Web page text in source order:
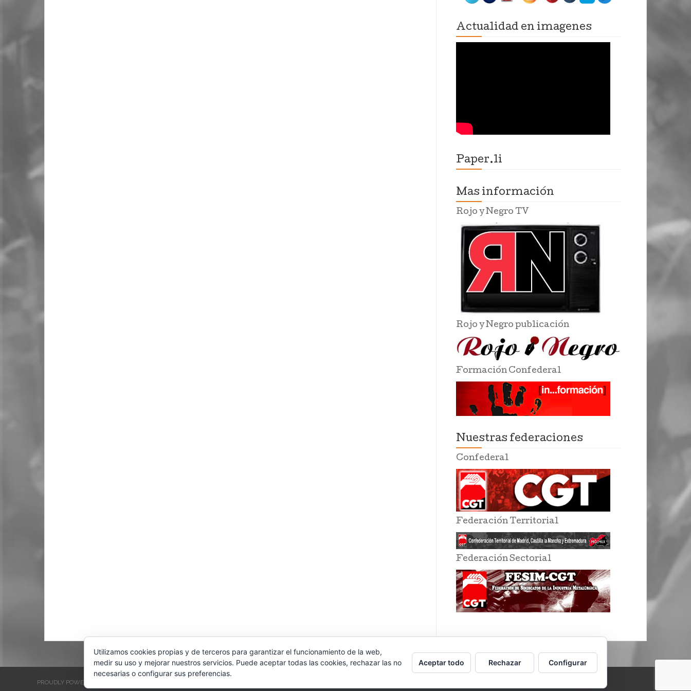
Actualidad en imagenes
Paper.li
Mas información
Rojo y Negro TV
Rojo y Negro publicación
Formación Confederal
Nuestras federaciones
Confederal
Federación Territorial
Federación Sectorial
PROUDLY POWERED BY WORDPRESS
Utilizamos cookies propias y de terceros para garantizar el funcionamiento de la web,
medir su uso y mejorar nuestros servicios. Puede aceptar todas las cookies, rechazar las no
necesarias o configurar sus preferencias.
Aceptar todo Rechazar Configurar